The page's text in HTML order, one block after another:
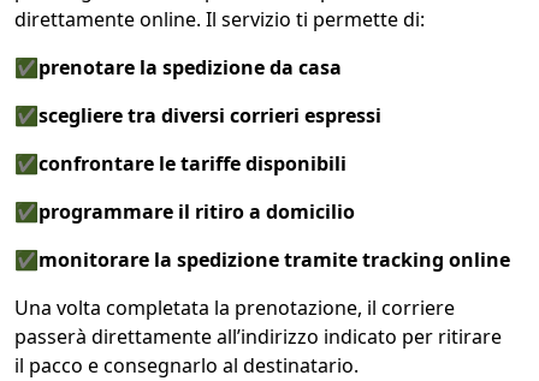
direttamente online. Il servizio ti permette di:
✅prenotare la spedizione da casa
✅scegliere tra diversi corrieri espressi
✅confrontare le tariffe disponibili
✅programmare il ritiro a domicilio
✅monitorare la spedizione tramite tracking online
Una volta completata la prenotazione, il corriere
passerà direttamente all’indirizzo indicato per ritirare
il pacco e consegnarlo al destinatario.